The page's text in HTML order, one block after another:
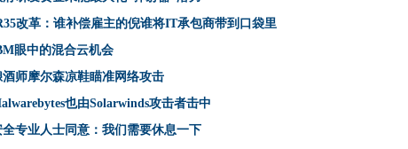
爱立信旨在乘坐5克波浪，因为它是O2斯洛伐克5G供应协议
Met Office准备150万处理器，60个Petaflop超级计算机
SEPA数据泄漏作为代理抵抗赎金需求
下一个网络推出驱动5G FWA宽带CPE市场
改革：谁补偿雇主的倪谁将IT承包商带到口袋里
眼中的混合云机会
酒师摩尔森凉鞋瞄准网络攻击
也由Solarwinds攻击者击中
全专业人士同意：我们需要休息一下